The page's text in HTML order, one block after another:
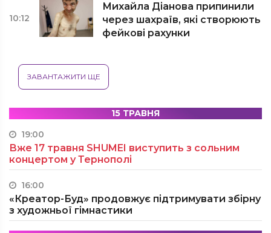
10:12
Михайла Діанова припинили
через шахраїв, які створюють
фейкові рахунки
ЗАВАНТАЖИТИ ЩЕ
15 ТРАВНЯ
19:00
Вже 17 травня SHUMEI виступить з сольним
концертом у Тернополі
16:00
«Креатор-Буд» продовжує підтримувати збірну
з художньої гімнастики